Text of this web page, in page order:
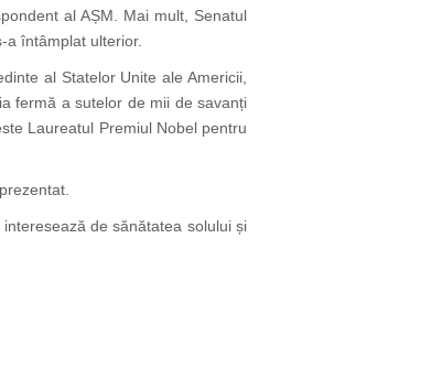
al AȘM. Mai mult, Senatul
întâmplat ulterior.
al Statelor Unite ale Americii,
fermă a sutelor de mii de savanți
Laureatul Premiul Nobel pentru
de sănătatea solului și